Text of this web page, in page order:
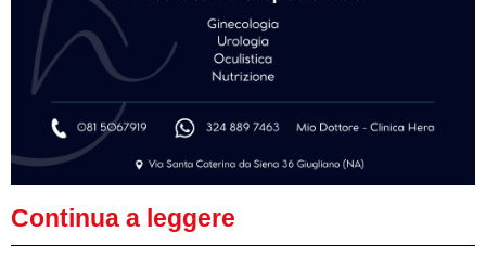
Continua a leggere